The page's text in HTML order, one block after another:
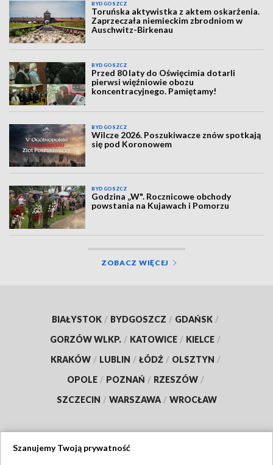
BYDGOSZCZ
Toruńska aktywistka z aktem oskarżenia.
Zaprzeczała niemieckim zbrodniom w
Auschwitz-Birkenau
BYDGOSZCZ
Przed 80 laty do Oświęcimia dotarli
pierwsi więźniowie obozu
koncentracyjnego. Pamiętamy!
BYDGOSZCZ
Wilcze 2026. Poszukiwacze znów spotkają
się pod Koronowem
BYDGOSZCZ
Godzina „W". Rocznicowe obchody
powstania na Kujawach i Pomorzu
ZOBACZ WIĘCEJ
BIAŁYSTOK / BYDGOSZCZ / GDAŃSK /
GORZÓW WLKP. / KATOWICE / KIELCE /
KRAKÓW / LUBLIN / ŁÓDŹ / OLSZTYN /
OPOLE / POZNAŃ / RZESZÓW /
SZCZECIN / WARSZAWA / WROCŁAW
Szanujemy Twoją prywatność